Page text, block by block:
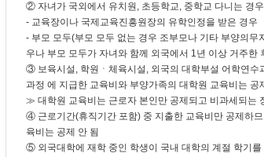
② 자녀가 국외에서 유치원, 초등학교, 중학교 다니는 경
- 교육장이나 국제교육진흥원장의 유학인정을 받은 경우
- 부모 모두(부모 모두 없는 경우 조부모나 기타 부양의
우나 부모 모두가 자녀와 함께 외국에서 1년 이상 거주한
③ 보육시설, 학원ㆍ체육시설, 외국의 대학부설 어학연수
과정 에 지급한 교육비와 부양가족의 대학원 교육비는 공
≫ 대학원 교육비는 근로자 본인만 공제되고 비과세되는
④ 근로기간(휴직기간 포함) 중 지출한 교육비만 공제하
육비는 공제 안 됨
⑤ 외국대학에 재학 중인 학생이 국내 대학의 계절 학기